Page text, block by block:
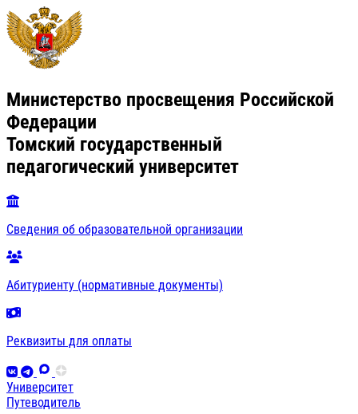
Министерство просвещения Российской
Федерации
Томский государственный
педагогический университет
Сведения об образовательной организации
Абитуриенту (нормативные документы)
Реквизиты для оплаты
Университет
Путеводитель